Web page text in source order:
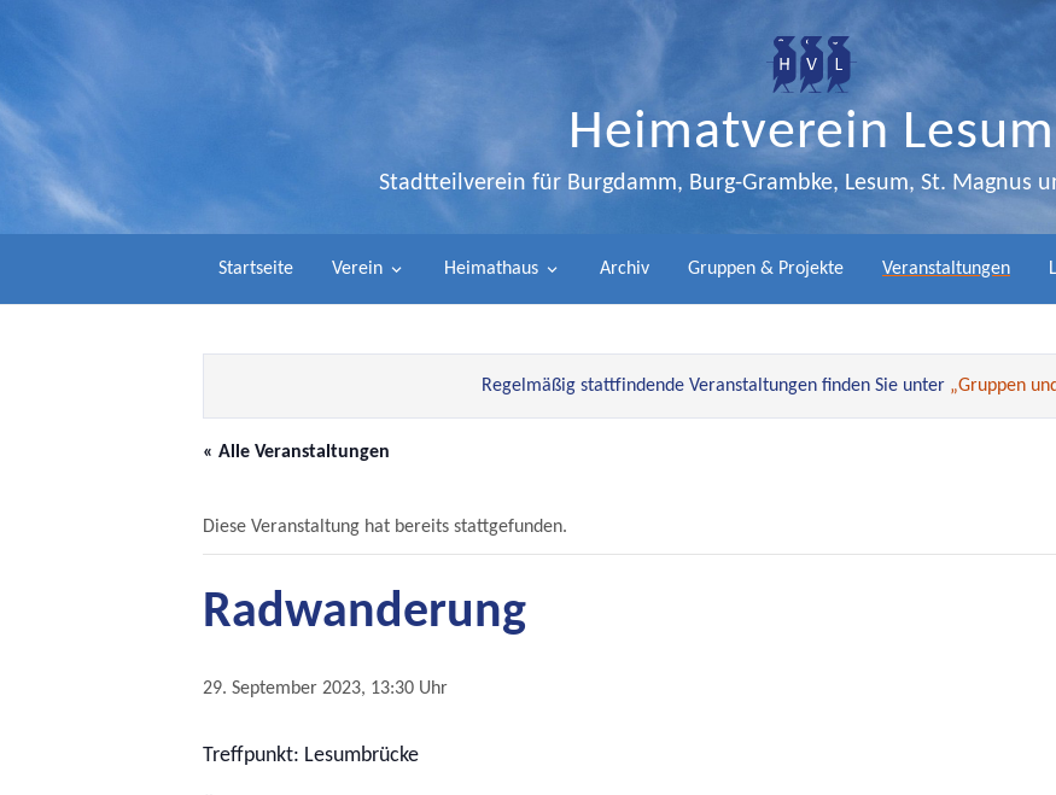
Heimatverein Lesum
Stadtteilverein für Burgdamm, Burg-Grambke, Lesum, St. Magnus
Startseite Verein Heimathaus Archiv Gruppen & Projekte Veranstaltungen
Regelmäßig stattfindende Veranstaltungen finden Sie unter „Gruppen
« Alle Veranstaltungen
Diese Veranstaltung hat bereits stattgefunden.
Radwanderung
29. September 2023, 13:30 Uhr
Treffpunkt: Lesumbrücke